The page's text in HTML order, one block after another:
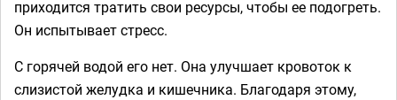
приходится тратить свои ресурсы, чтобы ее подогреть.
Он испытывает стресс.
С горячей водой его нет. Она улучшает кровоток к
слизистой желудка и кишечника. Благодаря этому,